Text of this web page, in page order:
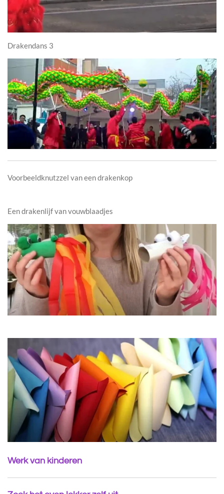
Drakendans 3
Voorbeeldknutzzel van een drakenkop
Een drakenlijf van vouwblaadjes
Werk van kinderen